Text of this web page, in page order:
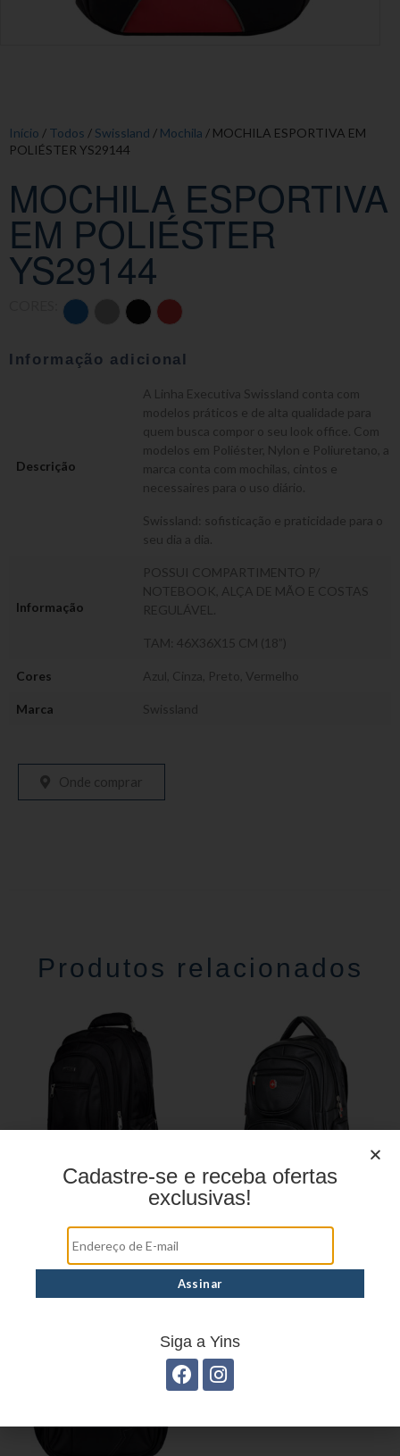
Início / Todos / Swissland / Mochila / MOCHILA ESPORTIVA EM
POLIÉSTER YS29144
MOCHILA ESPORTIVA
EM POLIÉSTER
YS29144
Informação adicional
Descrição
A Linha Executiva Swissland conta com
modelos práticos e de alta qualidade para
quem busca compor o seu look office. Com
modelos em Poliéster, Nylon e Poliuretano, a
marca conta com mochilas, cintos e
necessaires para o uso diário.
Swissland: sofisticação e praticidade para o
seu dia a dia.
Informação
POSSUI COMPARTIMENTO P/
NOTEBOOK, ALÇA DE MÃO E COSTAS
REGULÁVEL.
TAM: 46X36X15 CM (18”)
Cores Azul Cinza Preto Vermelho
Marca Swissland
Onde comprar
Produtos relacionados
CO50002
SL01002
Cadastre-se e receba ofertas
exclusivas!
Siga a Yins